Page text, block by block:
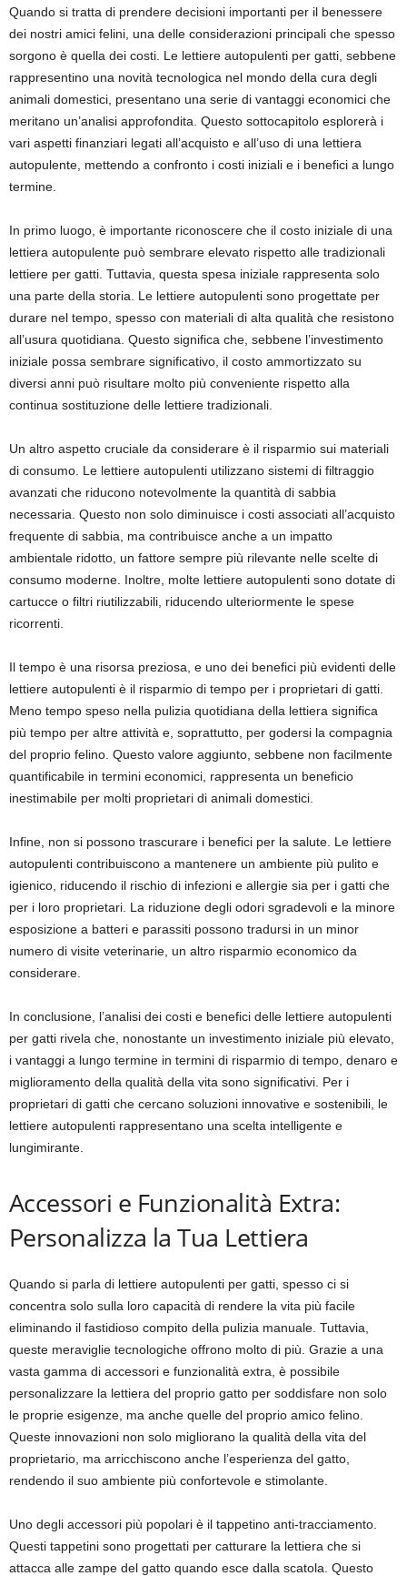
Quando si tratta di prendere decisioni importanti per il benessere
dei nostri amici felini, una delle considerazioni principali che spesso
sorgono è quella dei costi. Le lettiere autopulenti per gatti, sebbene
rappresentino una novità tecnologica nel mondo della cura degli
animali domestici, presentano una serie di vantaggi economici che
meritano un’analisi approfondita. Questo sottocapitolo esplorerà i
vari aspetti finanziari legati all’acquisto e all’uso di una lettiera
autopulente, mettendo a confronto i costi iniziali e i benefici a lungo
termine.
In primo luogo, è importante riconoscere che il costo iniziale di una
lettiera autopulente può sembrare elevato rispetto alle tradizionali
lettiere per gatti. Tuttavia, questa spesa iniziale rappresenta solo
una parte della storia. Le lettiere autopulenti sono progettate per
durare nel tempo, spesso con materiali di alta qualità che resistono
all’usura quotidiana. Questo significa che, sebbene l’investimento
iniziale possa sembrare significativo, il costo ammortizzato su
diversi anni può risultare molto più conveniente rispetto alla
continua sostituzione delle lettiere tradizionali.
Un altro aspetto cruciale da considerare è il risparmio sui materiali
di consumo. Le lettiere autopulenti utilizzano sistemi di filtraggio
avanzati che riducono notevolmente la quantità di sabbia
necessaria. Questo non solo diminuisce i costi associati all’acquisto
frequente di sabbia, ma contribuisce anche a un impatto
ambientale ridotto, un fattore sempre più rilevante nelle scelte di
consumo moderne. Inoltre, molte lettiere autopulenti sono dotate di
cartucce o filtri riutilizzabili, riducendo ulteriormente le spese
ricorrenti.
Il tempo è una risorsa preziosa, e uno dei benefici più evidenti delle
lettiere autopulenti è il risparmio di tempo per i proprietari di gatti.
Meno tempo speso nella pulizia quotidiana della lettiera significa
più tempo per altre attività e, soprattutto, per godersi la compagnia
del proprio felino. Questo valore aggiunto, sebbene non facilmente
quantificabile in termini economici, rappresenta un beneficio
inestimabile per molti proprietari di animali domestici.
Infine, non si possono trascurare i benefici per la salute. Le lettiere
autopulenti contribuiscono a mantenere un ambiente più pulito e
igienico, riducendo il rischio di infezioni e allergie sia per i gatti che
per i loro proprietari. La riduzione degli odori sgradevoli e la minore
esposizione a batteri e parassiti possono tradursi in un minor
numero di visite veterinarie, un altro risparmio economico da
considerare.
In conclusione, l’analisi dei costi e benefici delle lettiere autopulenti
per gatti rivela che, nonostante un investimento iniziale più elevato,
i vantaggi a lungo termine in termini di risparmio di tempo, denaro e
miglioramento della qualità della vita sono significativi. Per i
proprietari di gatti che cercano soluzioni innovative e sostenibili, le
lettiere autopulenti rappresentano una scelta intelligente e
lungimirante.
Accessori e Funzionalità Extra:
Personalizza la Tua Lettiera
Quando si parla di lettiere autopulenti per gatti, spesso ci si
concentra solo sulla loro capacità di rendere la vita più facile
eliminando il fastidioso compito della pulizia manuale. Tuttavia,
queste meraviglie tecnologiche offrono molto di più. Grazie a una
vasta gamma di accessori e funzionalità extra, è possibile
personalizzare la lettiera del proprio gatto per soddisfare non solo
le proprie esigenze, ma anche quelle del proprio amico felino.
Queste innovazioni non solo migliorano la qualità della vita del
proprietario, ma arricchiscono anche l’esperienza del gatto,
rendendo il suo ambiente più confortevole e stimolante.
Uno degli accessori più popolari è il tappetino anti-tracciamento.
Questi tappetini sono progettati per catturare la lettiera che si
attacca alle zampe del gatto quando esce dalla scatola. Questo